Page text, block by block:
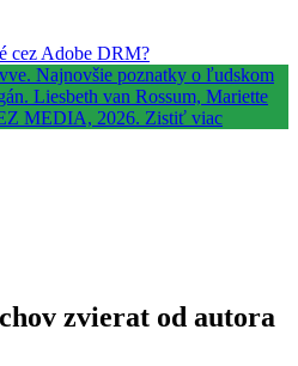
cez Adobe DRM?
zvierat od autora